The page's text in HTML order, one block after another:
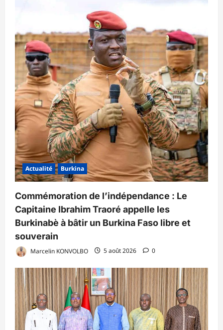
Actualité Burkina
Commémoration de l’indépendance : Le
Capitaine Ibrahim Traoré appelle les
Burkinabè à bâtir un Burkina Faso libre et
souverain
Marcelin KONVOLBO 5 août 2026 0